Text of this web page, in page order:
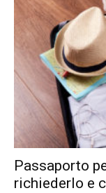
Passaporto
richiederlo e